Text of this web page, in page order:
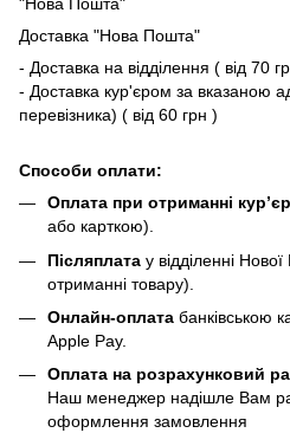
"Нова Пошта"
Доставка "Нова Пошта"
- Доставка на відділення ( від 70
- Доставка кур'єром за вказаною
перевізника) ( від 60 грн )
Способи оплати:
Оплата при отриманні
або карткою).
Післяплата у відділенні
отриманні товару).
Онлайн-оплата банківською
Apple Pay.
Оплата на розрахунковий
Наш менеджер надішле Вам
оформлення замовлення